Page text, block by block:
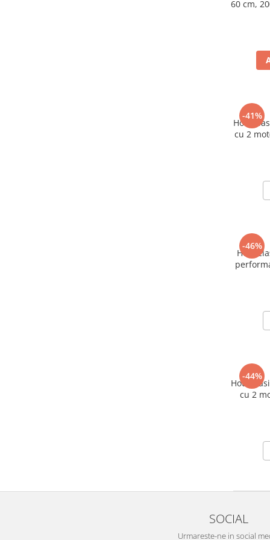
60 cm,
-41%
Hotă
cu 2
-46%
Hotă
m³/
-44%
Hotă
cu 2
SOCIAL
Urmareste-ne in social